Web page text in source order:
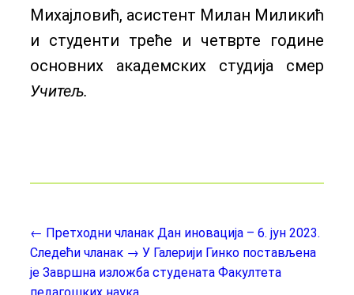
Михајловић, асистент Милан Миликић
и студенти треће и четврте године
основних академских студија смер
Учитељ.
← Претходни чланак Дан иновација – 6. јун 2023.
Следећи чланак → У Галерији Гинко постављена
је Завршна изложба студената Факултета